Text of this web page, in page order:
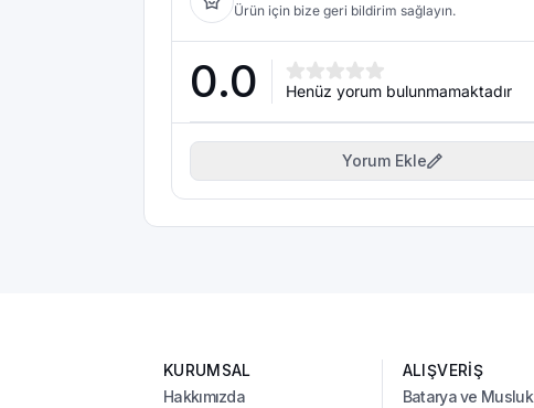
Ürün için bize geri bildirim sağlayın.
0.0 Henüz yorum bulunmamaktadır
Yorum Ekle
KURUMSAL
Hakkımızda
ALIŞVERİŞ
Batarya ve Musluk